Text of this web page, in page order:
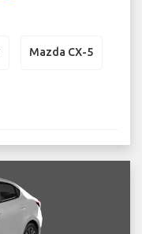
Mazda CX-5